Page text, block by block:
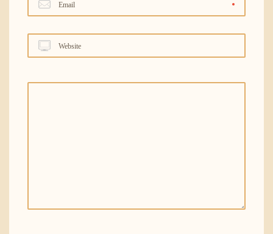
Email
Website